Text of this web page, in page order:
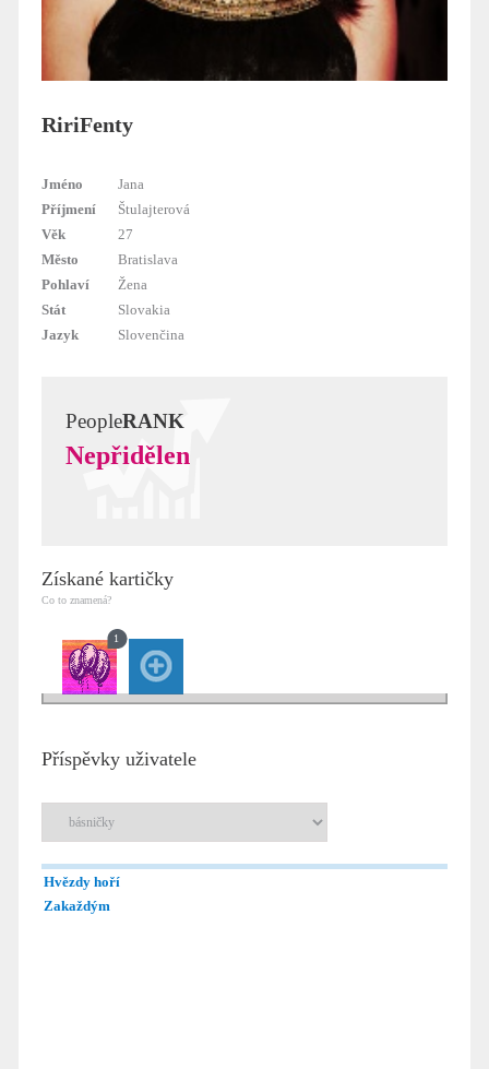
RiriFenty
Jméno
Jana
Příjmení
Štulajterová
Věk
27
Město
Bratislava
Pohlaví
Žena
Stát
Slovakia
Jazyk
Slovenčina
PeopleRANK
Nepřidělen
Získané kartičky
Co to znamená?
1
Příspěvky uživatele
Hvězdy hoří
Zakaždým